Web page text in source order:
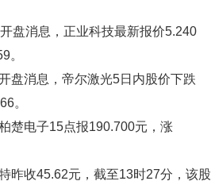
盘消息，正业科技最新报价5.240
。
盘消息，帝尔激光5日内股价下跌
。
楚电子15点报190.700元，涨
昨收45.62元，截至13时27分，该股